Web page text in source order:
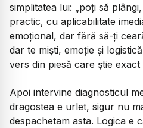
simplitatea lui: „poți să
practic, cu aplicabilitate
emoțional, dar fără să-ți
dar te miști, emoție și
vers din piesă care știe
Apoi intervine diagnosticul
dragostea e urlet, sigur nu
despachetam asta. Logica e